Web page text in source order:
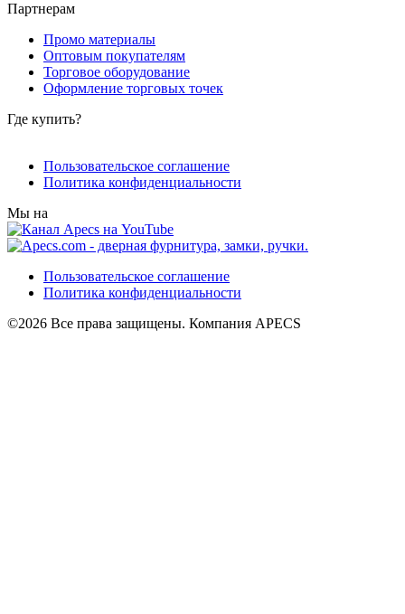
Партнерам
Промо материалы
Оптовым покупателям
Торговое оборудование
Оформление торговых точек
Где купить?
Пользовательское соглашение
Политика конфиденциальности
Мы на
Пользовательское соглашение
Политика конфиденциальности
©2026 Все права защищены. Компания APECS